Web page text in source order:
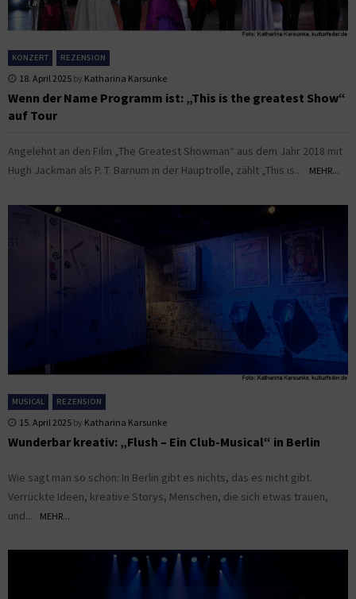
KONZERT REZENSION
18. April 2025 by Katharina Karsunke
Wenn der Name Programm ist: „This is the greatest Show“
auf Tour
Angelehnt an den Film „The Greatest Showman“ aus dem Jahr 2018 mit
Hugh Jackman als P. T. Barnum in der Hauptrolle, zählt „This is...
MEHR...
MUSICAL REZENSION
15. April 2025 by Katharina Karsunke
Wunderbar kreativ: „Flush – Ein Club-Musical“ in Berlin
Wie sagt man so schön: In Berlin gibt es nichts, das es nicht gibt.
Verrückte Ideen, kreative Storys, Menschen, die sich etwas trauen,
und...
MEHR...